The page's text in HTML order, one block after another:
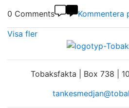
0 Comments Kommentera
Visa fler
Tobaksfakta | Box 738 |